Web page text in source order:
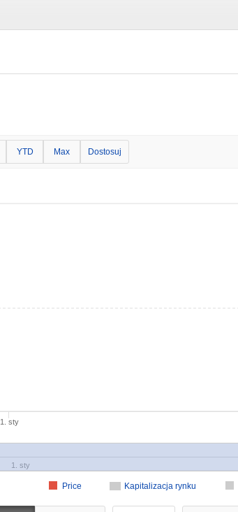
YTD Max Dostosuj
Kapitalizacja rynku
Price
1. sty
1. sty